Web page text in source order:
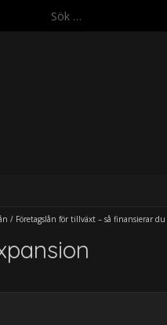
S
/ Företagslån för tillväxt – så finansierar